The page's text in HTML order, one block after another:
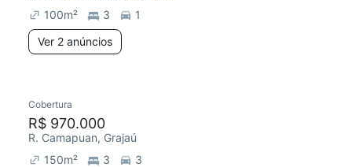
100m² 3
1
Ver 2 anúncios
Cobertura
R$ 970.000
R. Camapuan, Grajaú
150m² 3
3